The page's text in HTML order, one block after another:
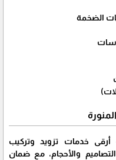
الضخمة
أرقى خدمات تزويد وتركيب
والأحجام، مع ضمان